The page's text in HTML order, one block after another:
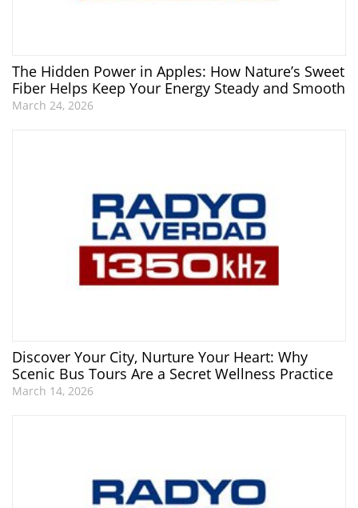
The Hidden Power in Apples: How Nature’s Sweet
Fiber Helps Keep Your Energy Steady and Smooth
March 24, 2026
Discover Your City, Nurture Your Heart: Why
Scenic Bus Tours Are a Secret Wellness Practice
March 14, 2026